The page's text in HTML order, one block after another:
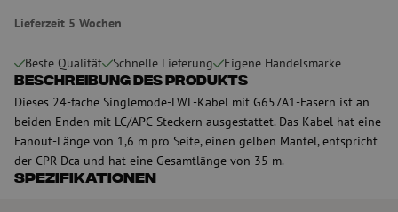
Lieferzeit 5 Wochen
Beste Qualität Schnelle Lieferung Eigene Handelsmarke
Beschreibung des Produkts
Dieses 24-fache Singlemode-LWL-Kabel mit G657A1-Fasern ist an
beiden Enden mit LC/APC-Steckern ausgestattet. Das Kabel hat eine
Fanout-Länge von 1,6 m pro Seite, einen gelben Mantel, entspricht
der CPR Dca und hat eine Gesamtlänge von 35 m.
Spezifikationen